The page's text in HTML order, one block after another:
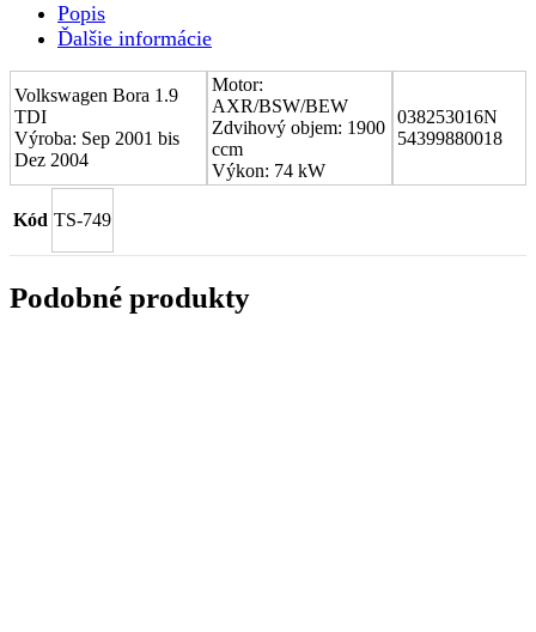
TDI
038253016N
Popis
Ďalšie informácie
Volkswagen Bora 1.9
TDI
Výroba: Sep 2001 bis
Dez 2004
Motor:
AXR/BSW/BEW
Zdvihový objem: 1900
ccm
Výkon: 74 kW
038253016N
54399880018
Kód TS-749
Podobné produkty